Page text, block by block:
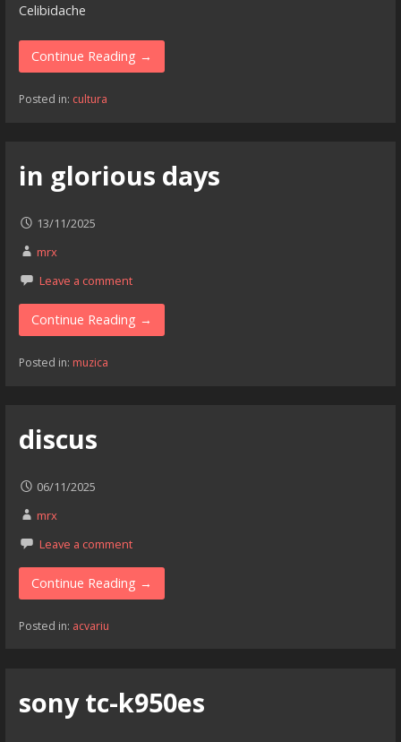
Celibidache
Continue Reading →
Posted in: cultura
in glorious days
13/11/2025
mrx
Leave a comment
Continue Reading →
Posted in: muzica
discus
06/11/2025
mrx
Leave a comment
Continue Reading →
Posted in: acvariu
sony tc-k950es